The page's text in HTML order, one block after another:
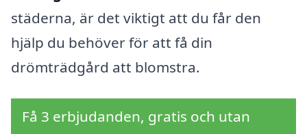
städerna, är det viktigt att du får den
hjälp du behöver för att få din
drömträdgård att blomstra.
Få 3 erbjudanden, gratis och utan